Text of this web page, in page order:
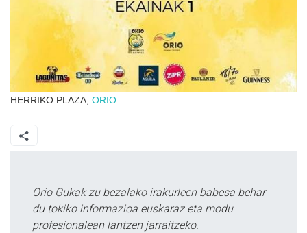
HERRIKO PLAZA, ORIO
Orio Gukak zu bezalako irakurleen babesa behar
du tokiko informazioa euskaraz eta modu
profesionalean lantzen jarraitzeko.